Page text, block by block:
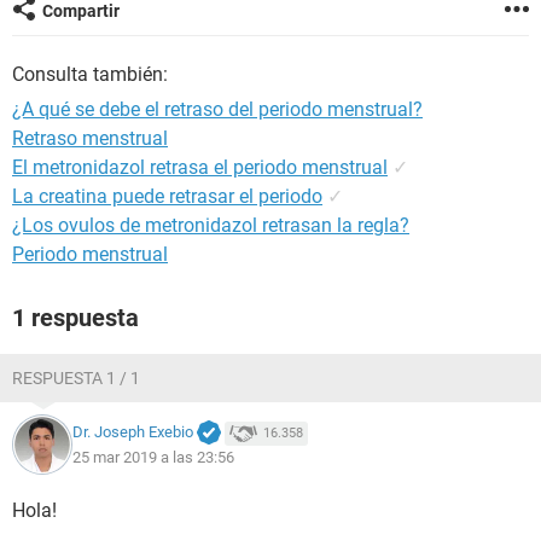
Compartir
Consulta también:
¿A qué se debe el retraso del periodo menstrual?
Retraso menstrual
El metronidazol retrasa el periodo menstrual ✓
La creatina puede retrasar el periodo ✓
¿Los ovulos de metronidazol retrasan la regla?
Periodo menstrual
1 respuesta
RESPUESTA 1 / 1
Dr. Joseph Exebio 16.358
25 mar 2019 a las 23:56
Hola!